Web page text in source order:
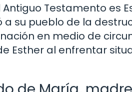
Testamento es
su pueblo de la
en medio de
Esther al enfrentar